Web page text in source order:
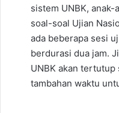
sistem UNBK, anak-
soal-soal Ujian
ada bеbеrара sesi
berdurasi dua jam.
UNBK аkаn tertutup
tambahan waktu